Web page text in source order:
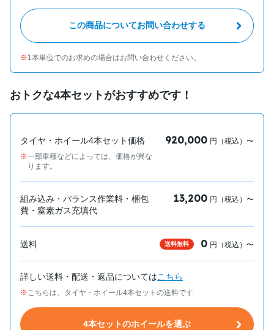
この商品についてお問い合わせする
1本単位でのお求めの場合はお問い合わせください。
おトクな4本セットがおすすめです！
タイヤ・ホイール4本セット価格
一部車種などによっては、価格が異な
ります。
920,000 円（税込）〜
組み込み・バランス作業料・梱包
費・窒素ガス充填代
13,200 円（税込）〜
送料 送料無料 0 円（税込）〜
詳しい送料・配送・返品についてはこちら
こちらは、タイヤ・ホイール4本セットの送料です
4本セットのホイールを選ぶ